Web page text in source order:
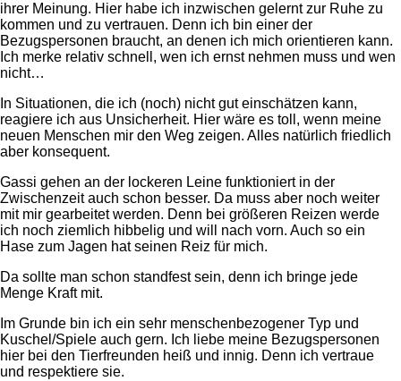
ihrer Meinung. Hier habe ich inzwischen gelernt zur Ruhe zu
kommen und zu vertrauen. Denn ich bin einer der
Bezugspersonen braucht, an denen ich mich orientieren kann.
Ich merke relativ schnell, wen ich ernst nehmen muss und wen
nicht…
In Situationen, die ich (noch) nicht gut einschätzen kann,
reagiere ich aus Unsicherheit. Hier wäre es toll, wenn meine
neuen Menschen mir den Weg zeigen. Alles natürlich friedlich
aber konsequent.
Gassi gehen an der lockeren Leine funktioniert in der
Zwischenzeit auch schon besser. Da muss aber noch weiter
mit mir gearbeitet werden. Denn bei größeren Reizen werde
ich noch ziemlich hibbelig und will nach vorn. Auch so ein
Hase zum Jagen hat seinen Reiz für mich.
Da sollte man schon standfest sein, denn ich bringe jede
Menge Kraft mit.
Im Grunde bin ich ein sehr menschenbezogener Typ und
Kuschel/Spiele auch gern. Ich liebe meine Bezugspersonen
hier bei den Tierfreunden heiß und innig. Denn ich vertraue
und respektiere sie.